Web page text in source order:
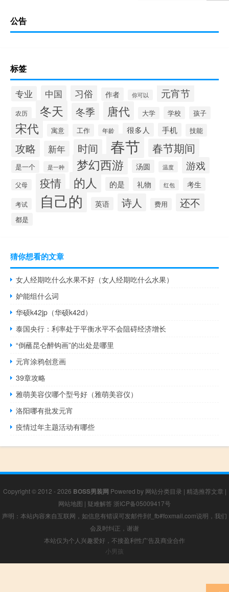
公告
标签
专业 中国 习俗 作者 你可以 元宵节
农历 冬天 冬季 唐代 大学 学校 孩子
宋代 寓意 工作 年龄 很多人 手机 技能
攻略 新年 时间 春节 春节期间
是一个 是一种 梦幻西游 汤圆 温度 游戏
父母 疫情 的人 的是 礼物 红包 考生
考试 自己的 英语 诗人 费用 还不
都是
猜你想看的文章
女人经期吃什么水果不好（女人经期吃什么水果）
妒能组什么词
华硕k42jp（华硕k42d）
泰国央行：利率处于平衡水平不会阻碍经济增长
“倒蘸昆仑醉钩画”的出处是哪里
元宵涂鸦创意画
39章攻略
雅萌美容仪哪个型号好（雅萌美容仪）
洛阳哪有批发元宵
疫情过年主题活动有哪些
Copyright © 2012 - 2026 BOSS男装网 Powered by 网站分类目录 | 精选推荐文章 |
网站地图 | 疑难解答 浙ICP备05009417号
声明：本站内容来自互联网，如信息有错误可发邮件到f_fb#foxmail.com说明，我们
会及时纠正，谢谢
本站仅为个人兴趣爱好，不接盈利性广告及商业合作
小男孩